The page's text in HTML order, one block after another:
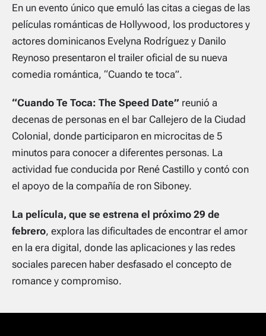
En un evento único que emuló las citas a ciegas de las
películas románticas de Hollywood, los productores y
actores dominicanos Evelyna Rodríguez y Danilo
Reynoso presentaron el trailer oficial de su nueva
comedia romántica, “Cuando te toca”.
“Cuando Te Toca: The Speed Date” reunió a
decenas de personas en el bar Callejero de la Ciudad
Colonial, donde participaron en microcitas de 5
minutos para conocer a diferentes personas. La
actividad fue conducida por René Castillo y contó con
el apoyo de la compañía de ron Siboney.
La película, que se estrena el próximo 29 de
febrero, explora las dificultades de encontrar el amor
en la era digital, donde las aplicaciones y las redes
sociales parecen haber desfasado el concepto de
romance y compromiso.